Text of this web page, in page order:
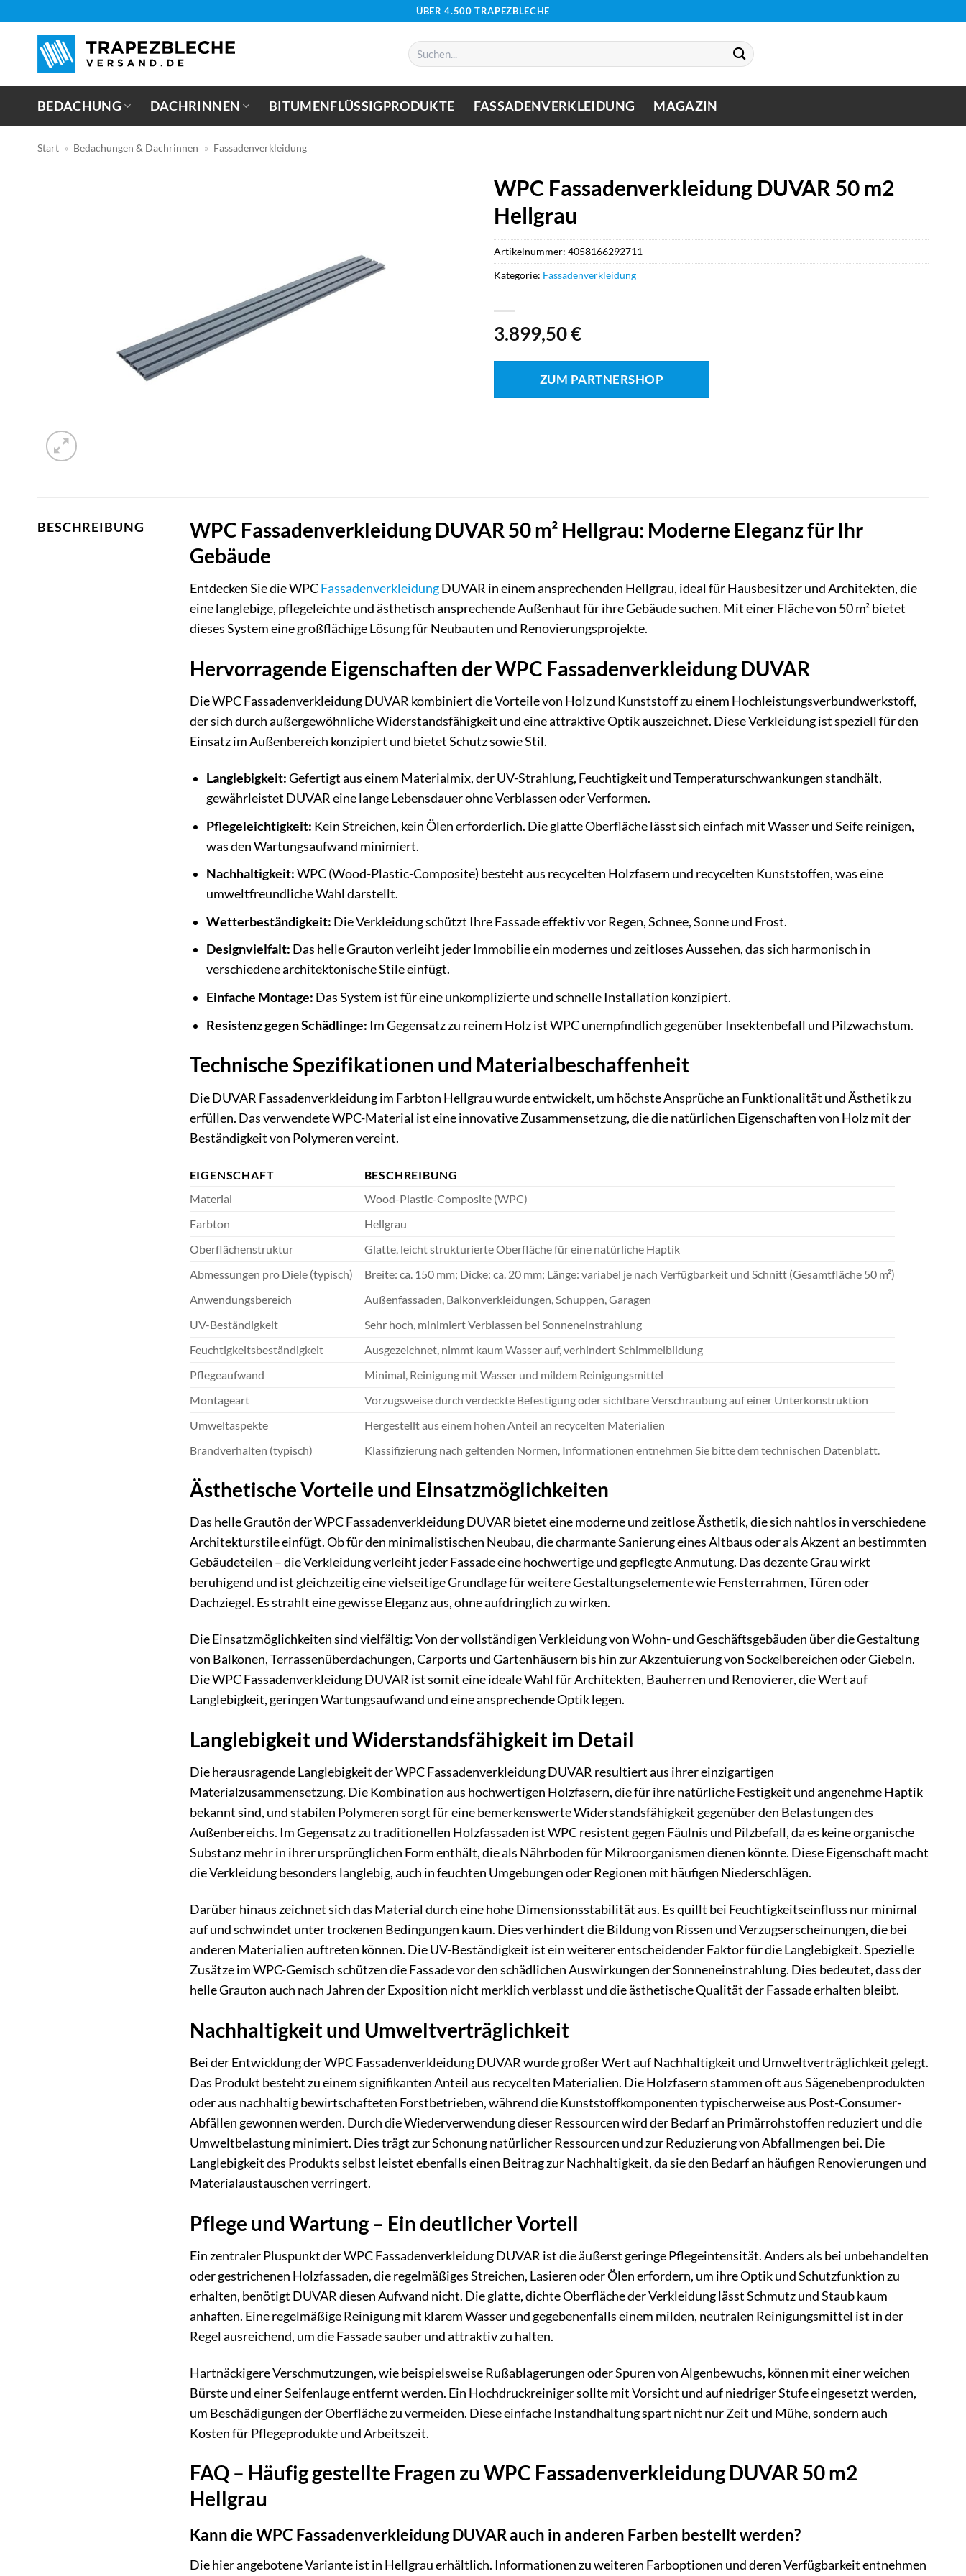
springen
ÜBER 4.500 TRAPEZBLECHE
Suchen
nach:
BEDACHUNG DACHRINNEN BITUMENFLÜSSIGPRODUKTE FASSADENVERKLEIDUNG MAGAZIN
Start » Bedachungen & Dachrinnen » Fassadenverkleidung
WPC Fassadenverkleidung DUVAR 50 m2
Hellgrau
3.899,50€
ZUM PARTNERSHOP
Artikelnummer: 4058166292711
Kategorie: Fassadenverkleidung
BESCHREIBUNG
WPC Fassadenverkleidung DUVAR 50 m² Hellgrau: Moderne Eleganz für Ihr
Gebäude
Entdecken Sie die WPCFassadenverkleidungDUVAR in einem ansprechenden Hellgrau, ideal für Hausbesitzer und Architekten, die
eine langlebige, pflegeleichte und ästhetisch ansprechende Außenhaut für ihre Gebäude suchen. Mit einer Fläche von 50 m² bietet
dieses System eine großflächige Lösung für Neubauten und Renovierungsprojekte.
Hervorragende Eigenschaften der WPC Fassadenverkleidung DUVAR
Die WPC Fassadenverkleidung DUVAR kombiniert die Vorteile von Holz und Kunststoff zu einem Hochleistungsverbundwerkstoff,
der sich durch außergewöhnliche Widerstandsfähigkeit und eine attraktive Optik auszeichnet. Diese Verkleidung ist speziell für den
Einsatz im Außenbereich konzipiert und bietet Schutz sowie Stil.
Langlebigkeit:Gefertigt aus einem Materialmix, der UV-Strahlung, Feuchtigkeit und Temperaturschwankungen standhält,
gewährleistet DUVAR eine lange Lebensdauer ohne Verblassen oder Verformen.
Pflegeleichtigkeit: Kein Streichen, kein Ölen erforderlich. Die glatte Oberfläche lässt sich einfach mit Wasser und Seife reinigen,
was den Wartungsaufwand minimiert.
Nachhaltigkeit:WPC (Wood-Plastic-Composite) besteht aus recycelten Holzfasern und recycelten Kunststoffen, was eine
umweltfreundliche Wahl darstellt.
Wetterbeständigkeit: Die Verkleidung schützt Ihre Fassade effektiv vor Regen, Schnee, Sonne und Frost.
Designvielfalt: Das helle Grauton verleiht jeder Immobilie ein modernes und zeitloses Aussehen, das sich harmonisch in
verschiedene architektonische Stile einfügt.
Einfache Montage: Das System ist für eine unkomplizierte und schnelle Installation konzipiert.
Resistenz gegen Schädlinge: Im Gegensatz zu reinem Holz ist WPC unempfindlich gegenüber Insektenbefall und Pilzwachstum.
Technische Spezifikationen und Materialbeschaffenheit
Die DUVAR Fassadenverkleidung im Farbton Hellgrau wurde entwickelt, um höchste Ansprüche an Funktionalität und Ästhetik zu
erfüllen. Das verwendete WPC-Material ist eine innovative Zusammensetzung, die die natürlichen Eigenschaften von Holz mit der
Beständigkeit von Polymeren vereint.
EIGENSCHAFT
BESCHREIBUNG
Material
Wood-Plastic-Composite (WPC)
Farbton
Hellgrau
Oberflächenstruktur
Glatte, leicht strukturierte Oberfläche für eine natürliche Haptik
Abmessungen pro Diele (typisch)
Breite: ca. 150 mm; Dicke: ca. 20 mm; Länge: variabel je nach Verfügbarkeit und Schnitt (Gesamtfläche 50 m²)
Anwendungsbereich
Außenfassaden, Balkonverkleidungen, Schuppen, Garagen
UV-Beständigkeit
Sehr hoch, minimiert Verblassen bei Sonneneinstrahlung
Feuchtigkeitsbeständigkeit
Ausgezeichnet, nimmt kaum Wasser auf, verhindert Schimmelbildung
Pflegeaufwand
Minimal, Reinigung mit Wasser und mildem Reinigungsmittel
Montageart
Vorzugsweise durch verdeckte Befestigung oder sichtbare Verschraubung auf einer Unterkonstruktion
Umweltaspekte
Hergestellt aus einem hohen Anteil an recycelten Materialien
Brandverhalten (typisch)
Klassifizierung nach geltenden Normen, Informationen entnehmen Sie bitte dem technischen Datenblatt.
Ästhetische Vorteile und Einsatzmöglichkeiten
Das helle Grautön der WPC Fassadenverkleidung DUVAR bietet eine moderne und zeitlose Ästhetik, die sich nahtlos in verschiedene
Architekturstile einfügt. Ob für den minimalistischen Neubau, die charmante Sanierung eines Altbaus oder als Akzent an bestimmten
Gebäudeteilen – die Verkleidung verleiht jeder Fassade eine hochwertige und gepflegte Anmutung. Das dezente Grau wirkt
beruhigend und ist gleichzeitig eine vielseitige Grundlage für weitere Gestaltungselemente wie Fensterrahmen, Türen oder
Dachziegel. Es strahlt eine gewisse Eleganz aus, ohne aufdringlich zu wirken.
Die Einsatzmöglichkeiten sind vielfältig: Von der vollständigen Verkleidung von Wohn- und Geschäftsgebäuden über die Gestaltung
von Balkonen, Terrassenüberdachungen, Carports und Gartenhäusern bis hin zur Akzentuierung von Sockelbereichen oder Giebeln.
Die WPC Fassadenverkleidung DUVAR ist somit eine ideale Wahl für Architekten, Bauherren und Renovierer, die Wert auf
Langlebigkeit, geringen Wartungsaufwand und eine ansprechende Optik legen.
Langlebigkeit und Widerstandsfähigkeit im Detail
Die herausragende Langlebigkeit der WPC Fassadenverkleidung DUVAR resultiert aus ihrer einzigartigen
Materialzusammensetzung. Die Kombination aus hochwertigen Holzfasern, die für ihre natürliche Festigkeit und angenehme Haptik
bekannt sind, und stabilen Polymeren sorgt für eine bemerkenswerte Widerstandsfähigkeit gegenüber den Belastungen des
Außenbereichs. Im Gegensatz zu traditionellen Holzfassaden ist WPC resistent gegen Fäulnis und Pilzbefall, da es keine organische
Substanz mehr in ihrer ursprünglichen Form enthält, die als Nährboden für Mikroorganismen dienen könnte. Diese Eigenschaft macht
die Verkleidung besonders langlebig, auch in feuchten Umgebungen oder Regionen mit häufigen Niederschlägen.
Darüber hinaus zeichnet sich das Material durch eine hohe Dimensionsstabilität aus. Es quillt bei Feuchtigkeitseinfluss nur minimal
auf und schwindet unter trockenen Bedingungen kaum. Dies verhindert die Bildung von Rissen und Verzugserscheinungen, die bei
anderen Materialien auftreten können. Die UV-Beständigkeit ist ein weiterer entscheidender Faktor für die Langlebigkeit. Spezielle
Zusätze im WPC-Gemisch schützen die Fassade vor den schädlichen Auswirkungen der Sonneneinstrahlung. Dies bedeutet, dass der
helle Grauton auch nach Jahren der Exposition nicht merklich verblasst und die ästhetische Qualität der Fassade erhalten bleibt.
Nachhaltigkeit und Umweltverträglichkeit
Bei der Entwicklung der WPC Fassadenverkleidung DUVAR wurde großer Wert auf Nachhaltigkeit und Umweltverträglichkeit gelegt.
Das Produkt besteht zu einem signifikanten Anteil aus recycelten Materialien. Die Holzfasern stammen oft aus Sägenebenprodukten
oder aus nachhaltig bewirtschafteten Forstbetrieben, während die Kunststoffkomponenten typischerweise aus Post-Consumer-
Abfällen gewonnen werden. Durch die Wiederverwendung dieser Ressourcen wird der Bedarf an Primärrohstoffen reduziert und die
Umweltbelastung minimiert. Dies trägt zur Schonung natürlicher Ressourcen und zur Reduzierung von Abfallmengen bei. Die
Langlebigkeit des Produkts selbst leistet ebenfalls einen Beitrag zur Nachhaltigkeit, da sie den Bedarf an häufigen Renovierungen und
Materialaustauschen verringert.
Pflege und Wartung – Ein deutlicher Vorteil
Ein zentraler Pluspunkt der WPC Fassadenverkleidung DUVAR ist die äußerst geringe Pflegeintensität. Anders als bei unbehandelten
oder gestrichenen Holzfassaden, die regelmäßiges Streichen, Lasieren oder Ölen erfordern, um ihre Optik und Schutzfunktion zu
erhalten, benötigt DUVAR diesen Aufwand nicht. Die glatte, dichte Oberfläche der Verkleidung lässt Schmutz und Staub kaum
anhaften. Eine regelmäßige Reinigung mit klarem Wasser und gegebenenfalls einem milden, neutralen Reinigungsmittel ist in der
Regel ausreichend, um die Fassade sauber und attraktiv zu halten.
Hartnäckigere Verschmutzungen, wie beispielsweise Rußablagerungen oder Spuren von Algenbewuchs, können mit einer weichen
Bürste und einer Seifenlauge entfernt werden. Ein Hochdruckreiniger sollte mit Vorsicht und auf niedriger Stufe eingesetzt werden,
um Beschädigungen der Oberfläche zu vermeiden. Diese einfache Instandhaltung spart nicht nur Zeit und Mühe, sondern auch
Kosten für Pflegeprodukte und Arbeitszeit.
FAQ – Häufig gestellte Fragen zu WPC Fassadenverkleidung DUVAR 50 m2
Hellgrau
Kann die WPC Fassadenverkleidung DUVAR auch in anderen Farben bestellt werden?
Die hier angebotene Variante ist in Hellgrau erhältlich. Informationen zu weiteren Farboptionen und deren Verfügbarkeit entnehmen